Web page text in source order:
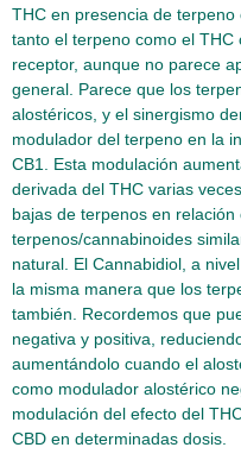
THC en presencia de
tanto el terpeno como el
receptor, aunque no parece
general. Parece que los
alostéricos, y el sinergismo
modulador del terpeno en la
CB1. Esta modulación
derivada del THC varias
bajas de terpenos en
terpenos/cannabinoides
natural. El Cannabidiol, a
la misma manera que los
también. Recordemos que
negativa y positiva,
aumentándolo cuando el
como modulador alostérico
modulación del efecto del
CBD en determinadas dosis.